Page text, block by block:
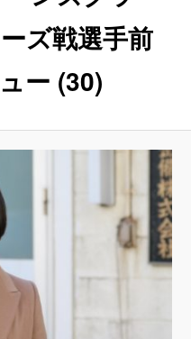
ズ戦選手前
ー (30)